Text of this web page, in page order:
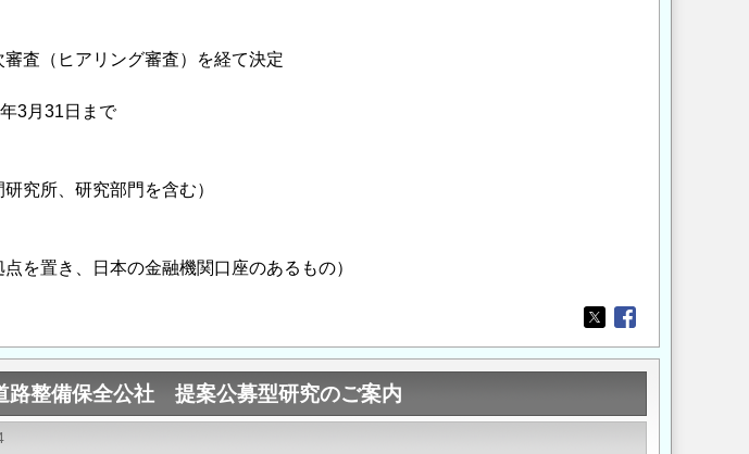
査（ヒアリング審査）を経て決定
3月31日まで
究所、研究部門を含む）
を置き、日本の金融機関口座のあるもの）
Opens in a new
Opens in a new
整備保全公社 提案公募型研究のご案内